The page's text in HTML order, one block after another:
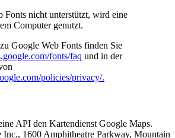
Fonts nicht unterstützt, wird eine
Computer genutzt.
Google Web Fonts finden Sie
fonts/faq und in der
policies/privacy/.
API den Kartendienst Google Maps.
1600 Amphitheatre Parkway, Mountain